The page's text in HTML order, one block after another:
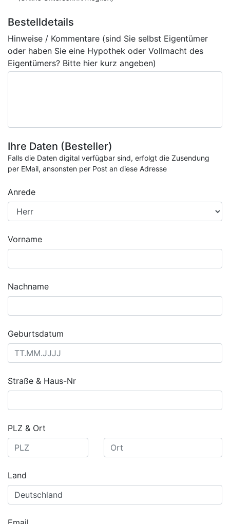
Bestelldetails
Hinweise / Kommentare (sind Sie selbst Eigentümer
oder haben Sie eine Hypothek oder Vollmacht des
Eigentümers? Bitte hier kurz angeben)
Ihre Daten (Besteller)
Falls die Daten digital verfügbar sind, erfolgt die Zusendung
per EMail, ansonsten per Post an diese Adresse
Anrede
Vorname
Nachname
Geburtsdatum
Straße & Haus-Nr
PLZ & Ort
Land